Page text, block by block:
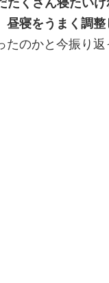
昼寝をうまく調整
たのかと今振り返